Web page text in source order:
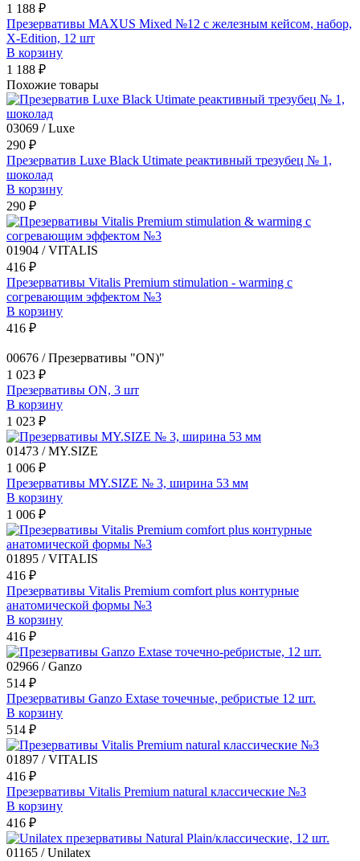
1 188 ₽
Презервативы MAXUS Mixed №12 с железным кейсом, набор,
X-Edition, 12 шт
В корзину
1 188 ₽
Похожие товары
03069 / Luxe
290 ₽
Презерватив Luxe Black Utimate реактивный трезубец № 1,
шоколад
В корзину
290 ₽
01904 / VITALIS
416 ₽
Презервативы Vitalis Premium stimulation - warming с
согревающим эффектом №3
В корзину
416 ₽
00676 / Презервативы "ON)"
1 023 ₽
Презервативы ON, 3 шт
В корзину
1 023 ₽
01473 / MY.SIZE
1 006 ₽
Презервативы MY.SIZE № 3, ширина 53 мм
В корзину
1 006 ₽
01895 / VITALIS
416 ₽
Презервативы Vitalis Premium comfort plus контурные
анатомической формы №3
В корзину
416 ₽
02966 / Ganzo
514 ₽
Презервативы Ganzo Extase точечные, ребристые 12 шт.
В корзину
514 ₽
01897 / VITALIS
416 ₽
Презервативы Vitalis Premium natural классические №3
В корзину
416 ₽
01165 / Unilatex